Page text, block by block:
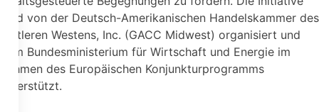
wird von der Deutsch-Amerikanischen Handelskammer des
Mittleren Westens, Inc. (GACC Midwest) organisiert und
vom Bundesministerium für Wirtschaft und Energie im
Rahmen des Europäischen Konjunkturprogramms
unterstützt.